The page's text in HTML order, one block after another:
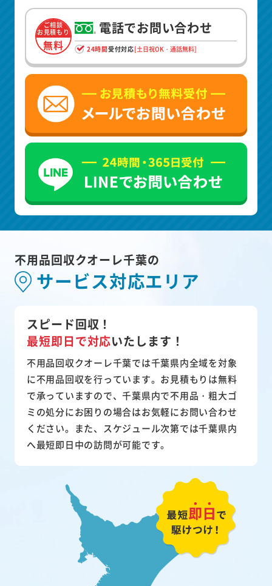
ご相談
お見積もり
無料
電話でお問い合わせ
24時間受付対応[土日祝OK・通話無料]
不用品回収クオーレ千葉の
サービス対応エリア
スピード回収！
最短即日で対応いたします！
不用品回収クオーレ千葉では千葉県内全域を対象
に不用品回収を行っています。お見積もりは無料
で承っていますので、千葉県内で不用品・粗大ゴ
ミの処分にお困りの場合はお気軽にお問い合わせ
ください。また、スケジュール次第では千葉県内
へ最短即日中の訪問が可能です。